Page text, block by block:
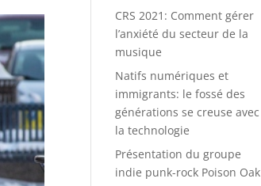
CRS 2021: Comment gérer
l’anxiété du secteur de la
musique
Natifs numériques et
immigrants: le fossé des
générations se creuse avec
la technologie
Présentation du groupe
indie punk-rock Poison Oak